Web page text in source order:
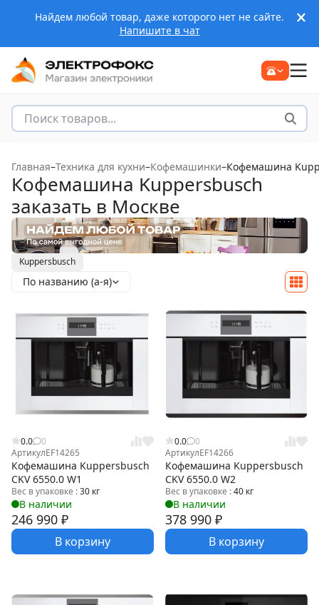
Найдем любой товар, даже которого нет не сайте.
Напишите в чат
Главная–Техника для кухни–Кофемашинки–Кофемашина
Кофемашина Kuppersbusch
заказать в Москве
Kuppersbusch
По названию (а-я)
0.0
0
АртикулEF14265
Кофемашина Kuppersbusch
CKV 6550.0 W1
Вес в упаковке :30 кг
В наличии
246 990 ₽
В корзину
0.0
0
АртикулEF14266
Кофемашина Kuppersbusch
CKV 6550.0 W2
Вес в упаковке :40 кг
В наличии
378 990 ₽
В корзину